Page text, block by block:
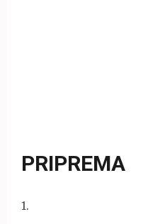
PRIPREMA
1.